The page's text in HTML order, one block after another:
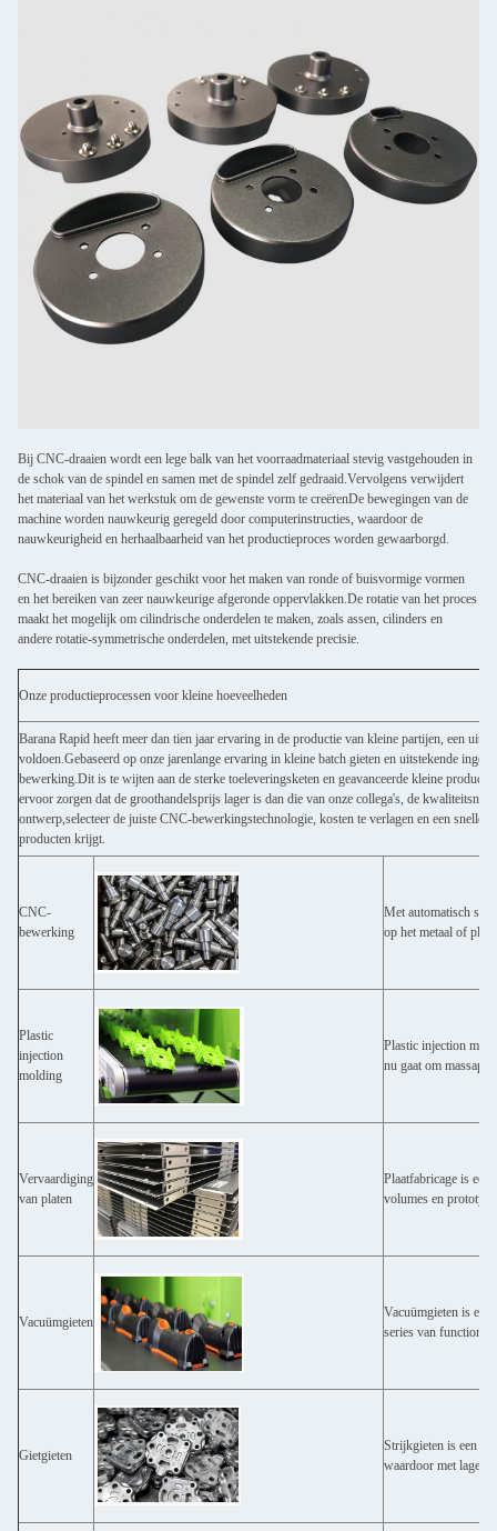
Bij CNC-draaien wordt een lege balk van het voorraadmateriaal stevig vastgehouden in
de schok van de spindel en samen met de spindel zelf gedraaid.Vervolgens verwijdert
het materiaal van het werkstuk om de gewenste vorm te creërenDe bewegingen van de
machine worden nauwkeurig geregeld door computerinstructies, waardoor de
nauwkeurigheid en herhaalbaarheid van het productieproces worden gewaarborgd.
CNC-draaien is bijzonder geschikt voor het maken van ronde of buisvormige vormen
en het bereiken van zeer nauwkeurige afgeronde oppervlakken.De rotatie van het proces
maakt het mogelijk om cilindrische onderdelen te maken, zoals assen, cilinders en
andere rotatie-symmetrische onderdelen, met uitstekende precisie.
Onze productieprocessen voor kleine hoeveelheden
Barana Rapid heeft meer dan tien jaar ervaring in de productie van kleine partijen, een
voldoen.Gebaseerd op onze jarenlange ervaring in kleine batch gieten en uitstekende
bewerking.Dit is te wijten aan de sterke toeleveringsketen en geavanceerde kleine
ervoor zorgen dat de groothandelsprijs lager is dan die van onze collega's, de
ontwerp,selecteer de juiste CNC-bewerkingstechnologie, kosten te verlagen en een snelle
producten krijgt.
CNC-
bewerking
Met automatisch
op het metaal of
Plastic
injection
molding
Plastic injection
nu gaat om
Vervaardiging
van platen
Plaatfabricage is
volumes en
Vacuümgieten
Vacuümgieten is
series van
Gietgieten
Strijkgieten is een
waardoor met lage